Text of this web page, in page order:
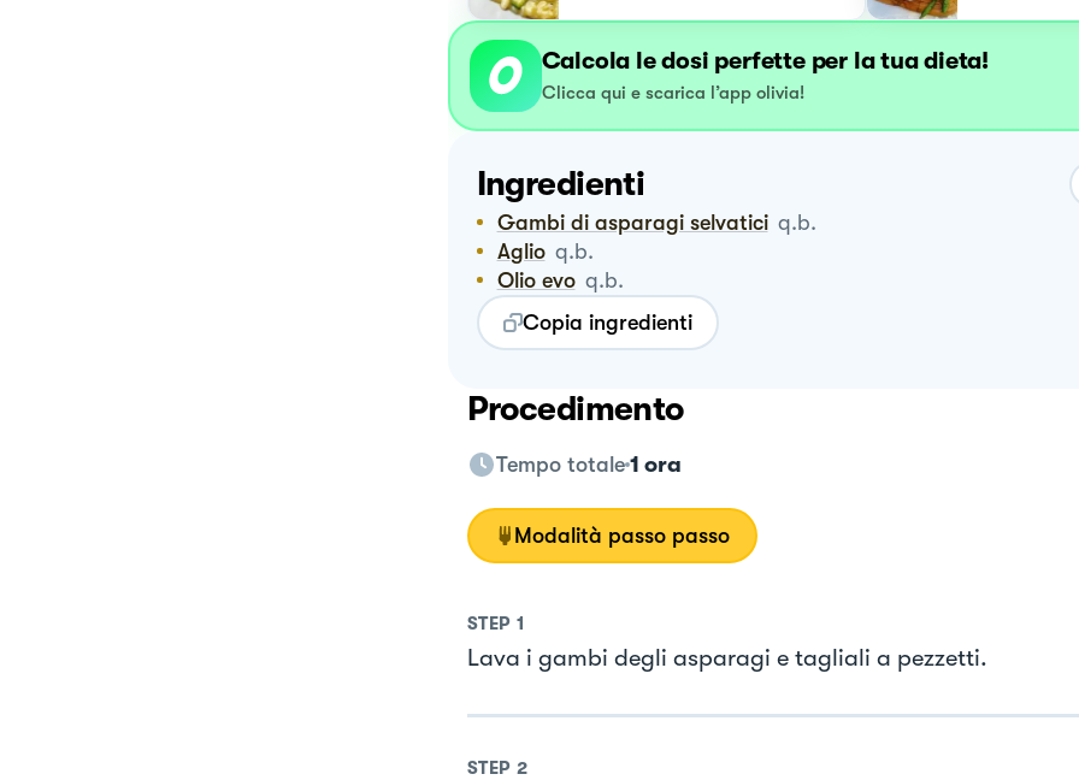
Calcola le dosi perfette per la tua dieta!
Clicca qui e scarica l’app olivia!
Ingredienti
Gambi di asparagi selvatici q.b.
Aglio q.b.
Olio evo q.b.
Copia ingredienti
Procedimento
Tempo totale 1 ora
Modalità passo passo
STEP 1
Lava i gambi degli asparagi e tagliali a pezzetti.
STEP 2